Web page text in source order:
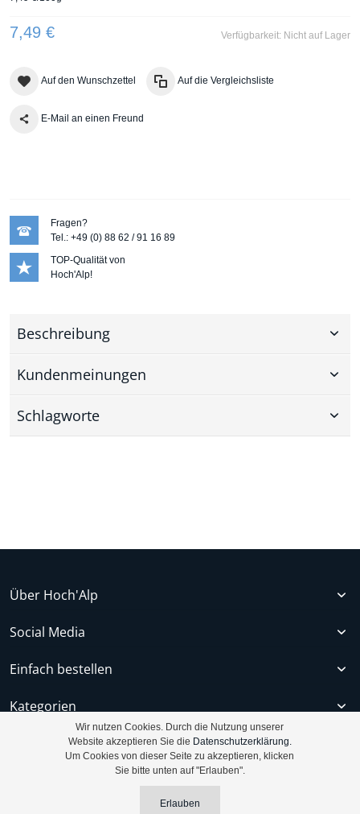
Verfügbarkeit: Nicht auf Lager
7,49 €
Auf den Wunschzettel Auf die Vergleichsliste
E-Mail an einen Freund
Fragen?
Tel.: +49 (0) 88 62 / 91 16 89
TOP-Qualität von
Hoch'Alp!
Beschreibung
Kundenmeinungen
Schlagworte
Über Hoch'Alp
Social Media
Einfach bestellen
Kategorien
© 2009 - 2025 Hoch'Alp Käsehaus in Buching im Allgäu
Wir nutzen Cookies. Durch die Nutzung unserer
Website akzeptieren Sie die Datenschutzerklärung.
Um Cookies von dieser Seite zu akzeptieren, klicken
Sie bitte unten auf "Erlauben".
Erlauben